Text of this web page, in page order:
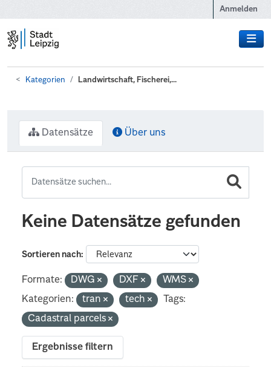
Anmelden
Kategorien Landwirtschaft, Fischerei,...
Datensätze Über uns
Keine Datensätze gefunden
Sortieren nach
Formate: DWG DXF
WMS
Kategorien:
tran tech
Tags:
Cadastral parcels
Ergebnisse filtern